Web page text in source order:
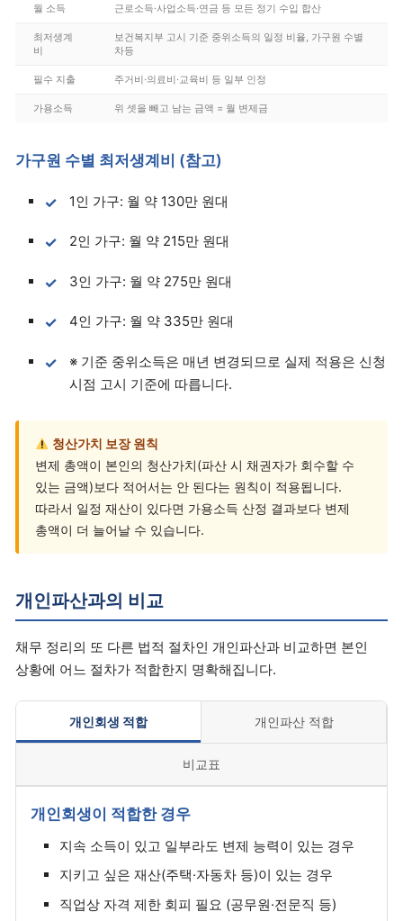
월 소득 근로소득·사업소득·연금 등 모든 정기 수입 합산
최저생계
비
보건복지부 고시 기준 중위소득의 일정 비율, 가구원 수별
차등
필수 지출 주거비·의료비·교육비 등 일부 인정
가용소득 위 셋을 빼고 남는 금액 = 월 변제금
가구원 수별 최저생계비 (참고)
1인 가구: 월 약 130만 원대
2인 가구: 월 약 215만 원대
3인 가구: 월 약 275만 원대
4인 가구: 월 약 335만 원대
※ 기준 중위소득은 매년 변경되므로 실제 적용은 신청
시점 고시 기준에 따릅니다.
청산가치 보장 원칙
변제 총액이 본인의 청산가치(파산 시 채권자가 회수할 수
있는 금액)보다 적어서는 안 된다는 원칙이 적용됩니다.
따라서 일정 재산이 있다면 가용소득 산정 결과보다 변제
총액이 더 늘어날 수 있습니다.
개인파산과의 비교
채무 정리의 또 다른 법적 절차인 개인파산과 비교하면 본인
상황에 어느 절차가 적합한지 명확해집니다.
개인회생 적합 개인파산 적합
비교표
개인회생이 적합한 경우
지속 소득이 있고 일부라도 변제 능력이 있는 경우
지키고 싶은 재산(주택·자동차 등)이 있는 경우
직업상 자격 제한 회피 필요 (공무원·전문직 등)